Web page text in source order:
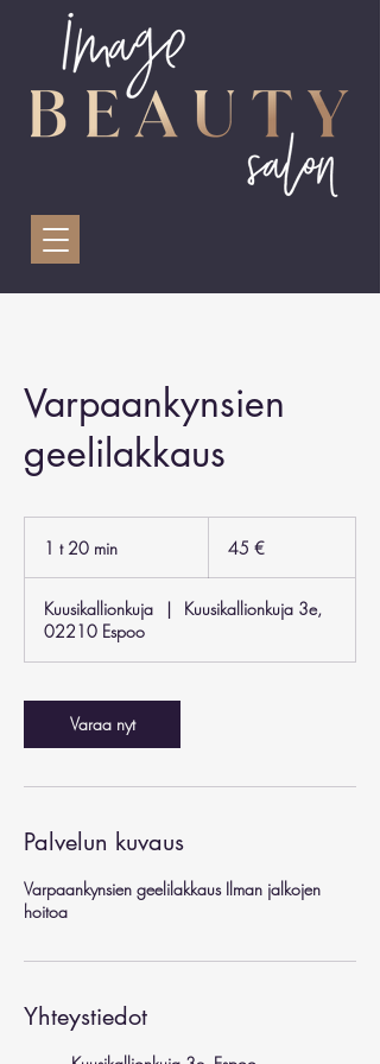
Varpaankynsien
geelilakkaus
1 t 20 min
m
i
n
45 €
Kuusikallionkuja |
Kuusikallionkuja 3e,
02210 Espoo
Varaa nyt
Palvelun kuvaus
Varpaankynsien geelilakkaus Ilman jalkojen
hoitoa
Yhteystiedot